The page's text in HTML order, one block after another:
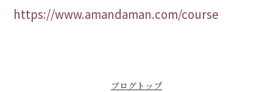
https://www.amandaman.com/course
ブログトップ